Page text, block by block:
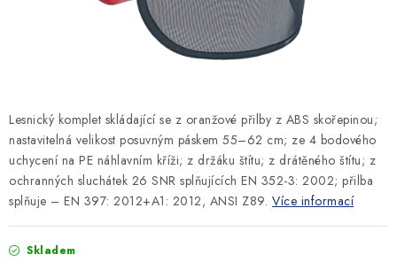
Obchodní podmínky
GDPR
Lesnický komplet skládající se z oranžové přilby z ABS skořepinou;
nastavitelná velikost posuvným páskem 55–62 cm; ze 4 bodového
uchycení na PE náhlavním kříži; z držáku štítu; z drátěného štítu; z
ochranných sluchátek 26 SNR splňujících EN 352-3: 2002; přilba
splňuje – EN 397: 2012+A1: 2012, ANSI Z89. Více informací
Skladem